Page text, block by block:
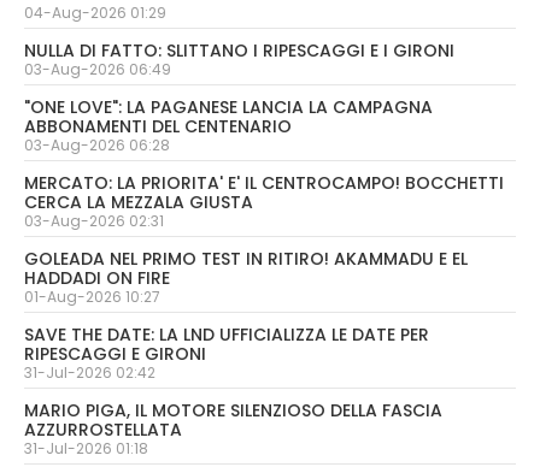
04-Aug-2026 01:29
NULLA DI FATTO: SLITTANO I RIPESCAGGI E I GIRONI
03-Aug-2026 06:49
"ONE LOVE": LA PAGANESE LANCIA LA CAMPAGNA
ABBONAMENTI DEL CENTENARIO
03-Aug-2026 06:28
MERCATO: LA PRIORITA' E' IL CENTROCAMPO! BOCCHETTI
CERCA LA MEZZALA GIUSTA
03-Aug-2026 02:31
GOLEADA NEL PRIMO TEST IN RITIRO! AKAMMADU E EL
HADDADI ON FIRE
01-Aug-2026 10:27
SAVE THE DATE: LA LND UFFICIALIZZA LE DATE PER
RIPESCAGGI E GIRONI
31-Jul-2026 02:42
MARIO PIGA, IL MOTORE SILENZIOSO DELLA FASCIA
AZZURROSTELLATA
31-Jul-2026 01:18